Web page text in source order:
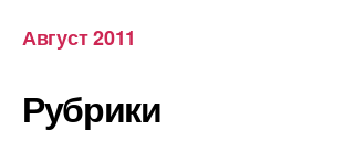
Август 2011
Рубрики